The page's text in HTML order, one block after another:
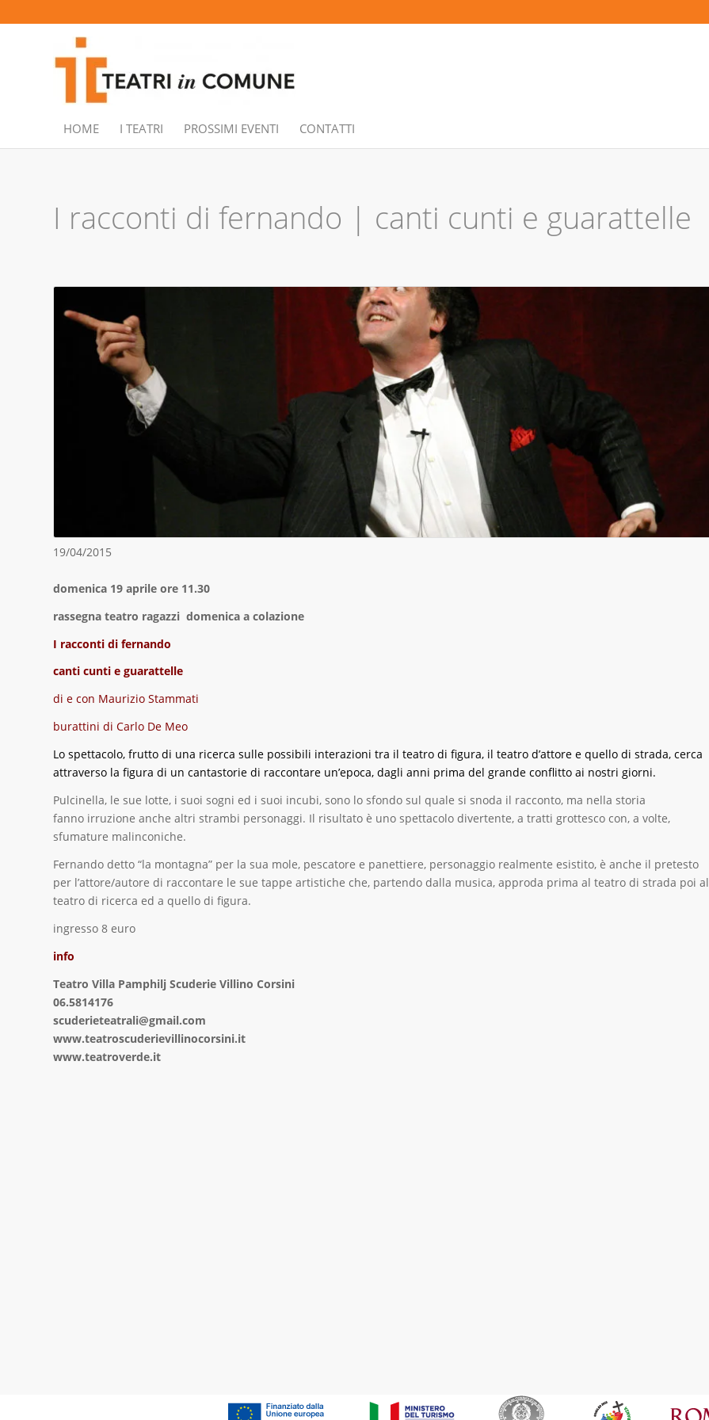
HOME I TEATRI PROSSIMI EVENTI CONTATTI
I racconti di fernando | canti cunti e guarattelle
19/04/2015
domenica 19 aprile ore 11.30
rassegna teatro ragazzi domenica a colazione
I racconti di fernando
canti cunti e guarattelle
di e con Maurizio Stammati
burattini di Carlo De Meo
Lo spettacolo, frutto di una ricerca sulle possibili interazioni tra il teatro di figura, il teatro d’attore e quello di strada, cerca
attraverso la figura di un cantastorie di raccontare un’epoca, dagli anni prima del grande conflitto ai nostri giorni.
Pulcinella, le sue lotte, i suoi sogni ed i suoi incubi, sono lo sfondo sul quale si snoda il racconto, ma nella storia
fanno irruzione anche altri strambi personaggi. Il risultato è uno spettacolo divertente, a tratti grottesco con, a volte,
sfumature malinconiche.
Fernando detto “la montagna” per la sua mole, pescatore e panettiere, personaggio realmente esistito, è anche il pretesto
per l’attore/autore di raccontare le sue tappe artistiche che, partendo dalla musica, approda prima al teatro di strada poi al
teatro di ricerca ed a quello di figura.
ingresso 8 euro
info
Teatro Villa Pamphilj Scuderie Villino Corsini
06.5814176
scuderieteatrali@gmail.com
www.teatroscuderievillinocorsini.it
www.teatroverde.it